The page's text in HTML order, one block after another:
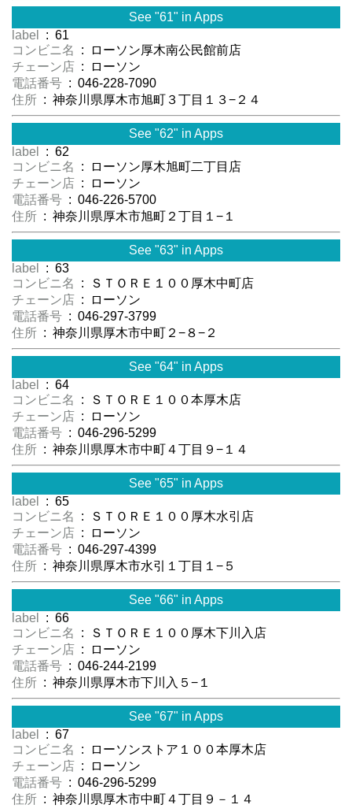
See "61" in Apps
label
: 61
コンビニ名
: ローソン厚木南公民館前店
チェーン店 : ローソン
電話番号 : 046-228-7090
住所 : 神奈川県厚木市旭町３丁目１３−２４
See "62" in Apps
label
: 62
コンビニ名
: ローソン厚木旭町二丁目店
チェーン店 : ローソン
電話番号 : 046-226-5700
住所 : 神奈川県厚木市旭町２丁目１−１
See "63" in Apps
label
: 63
コンビニ名
: ＳＴＯＲＥ１００厚木中町店
チェーン店 : ローソン
電話番号 : 046-297-3799
住所 : 神奈川県厚木市中町２−８−２
See "64" in Apps
label
: 64
コンビニ名
: ＳＴＯＲＥ１００本厚木店
チェーン店 : ローソン
電話番号 : 046-296-5299
住所 : 神奈川県厚木市中町４丁目９−１４
See "65" in Apps
label
: 65
コンビニ名
: ＳＴＯＲＥ１００厚木水引店
チェーン店 : ローソン
電話番号 : 046-297-4399
住所 : 神奈川県厚木市水引１丁目１−５
See "66" in Apps
label
: 66
コンビニ名
: ＳＴＯＲＥ１００厚木下川入店
チェーン店 : ローソン
電話番号 : 046-244-2199
住所 : 神奈川県厚木市下川入５−１
See "67" in Apps
label
: 67
コンビニ名
: ローソンストア１００本厚木店
チェーン店 : ローソン
電話番号 : 046-296-5299
住所 : 神奈川県厚木市中町４丁目９－１４